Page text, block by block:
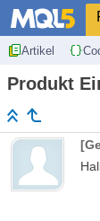
Artikel
Produkt